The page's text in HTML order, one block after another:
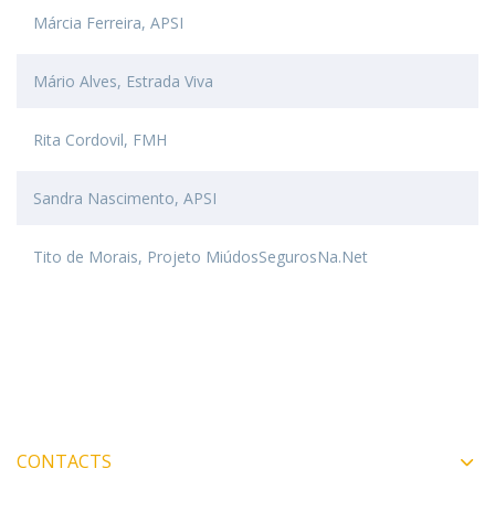
Márcia Ferreira, APSI
Mário Alves, Estrada Viva
Rita Cordovil, FMH
Sandra Nascimento, APSI
Tito de Morais, Projeto MiúdosSegurosNa.Net
CONTACTS